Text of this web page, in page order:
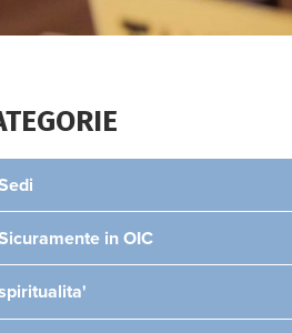
in OIC